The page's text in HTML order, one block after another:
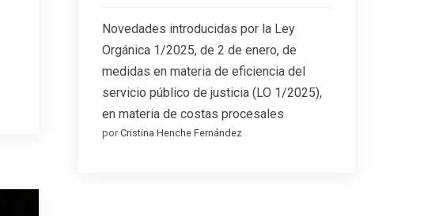
Novedades introducidas por la Ley
Orgánica 1/2025, de 2 de enero, de
medidas en materia de eficiencia del
servicio público de justicia (LO 1/2025),
en materia de costas procesales
por Cristina Henche Fernández